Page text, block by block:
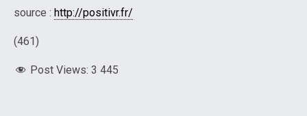
source : http://positivr.fr/
(461)
Post Views: 3 445